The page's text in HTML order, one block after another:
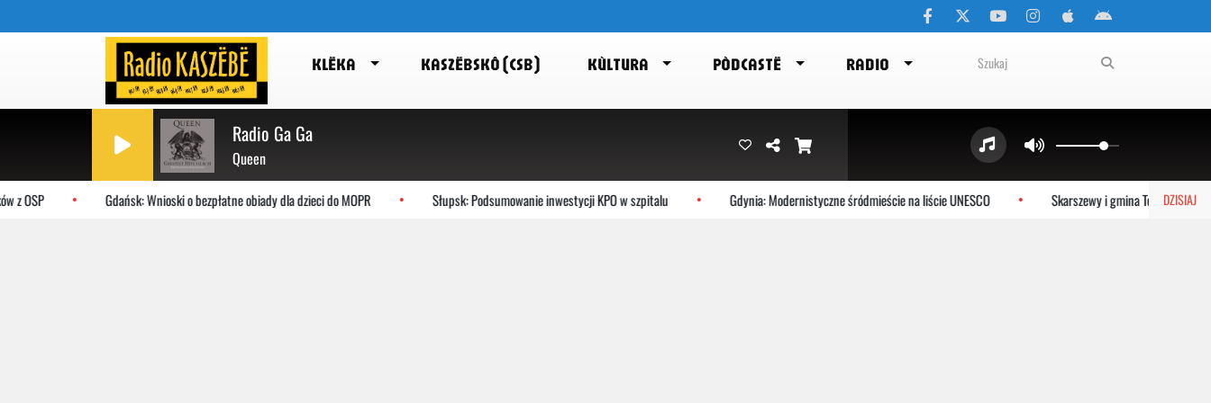
KLËKA KASZËBSKÔ (CSB) KÙLTURA PÒDCASTË RADIO
Radio Ga Ga
Queen
DZISIAJ
OSP Gdańsk: Wnioski o bezpłatne obiady dla dzieci do MOPR Słupsk: Podsumowanie inwestycji KPO w szpitalu Gdynia: Modernistyczne śródmieście na liście UNESCO Skarszewy i gmina Tczew